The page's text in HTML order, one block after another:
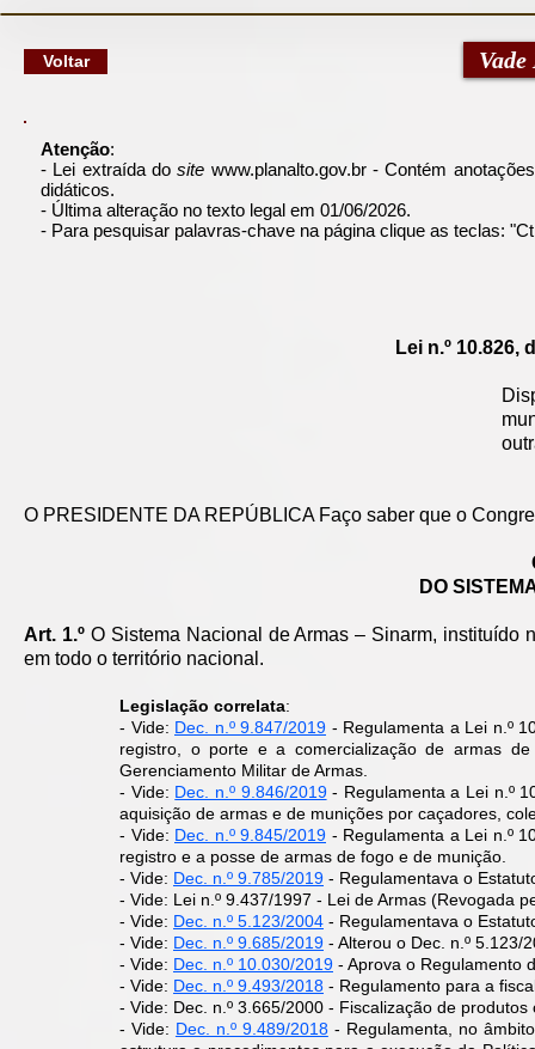
Voltar
Atenção:
- Lei extraída dosite www.planalto.gov.br- Contém
didáticos.
- Última alteração no texto legal em 01/06/2026.
- Para pesquisar palavras-chave na página clique as teclas:
Lei n.º 10.826,
O PRESIDENTE DA REPÚBLICA Faço saber que o
DO
Art. 1.ºO Sistema Nacional de Armas – Sinarm, instituído
em todo o território nacional.
Legislação correlata:
- Vide: Dec. n.º 9.847/2019 - Regulamenta a Lei n.º
registro, o porte e a comercialização de armas
Gerenciamento Militar de Armas.
- Vide: Dec. n.º 9.846/2019 - Regulamenta a Lei n.º
aquisição de armas e de munições por caçadores,
- Vide: Dec. n.º 9.845/2019 - Regulamenta a Lei n.º
registro e a posse de armas de fogo e de munição.
- Vide: Dec. n.º 9.785/2019 - Regulamentava o
- Vide: Lei n.º 9.437/1997 - Lei de Armas (Revogada
- Vide: Dec. n.º 5.123/2004 - Regulamentava o
- Vide: Dec. n.º 9.685/2019 - Alterou o Dec. n.º 5.123/
- Vide: Dec. n.º 10.030/2019 - Aprova o Regulamento
- Vide: Dec. n.º 9.493/2018 - Regulamento para a
- Vide: Dec. n.º 3.665/2000 - Fiscalização de
​- Vide: Dec. n.º 9.489/2018- Regulamenta, no